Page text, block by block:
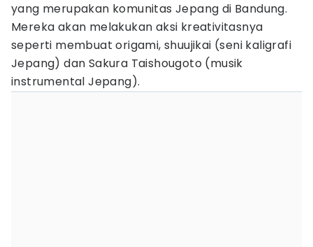
yang merupakan komunitas Jepang di Bandung.
Mereka akan melakukan aksi kreativitasnya
seperti membuat origami, shuujikai (seni kaligrafi
Jepang) dan Sakura Taishougoto (musik
instrumental Jepang).